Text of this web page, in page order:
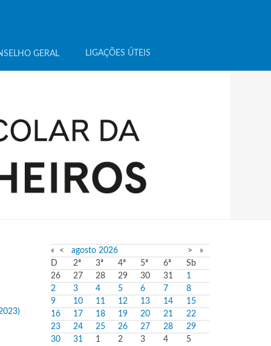
GERAL LIGAÇÕES ÚTEIS
« < agosto 2026 >
»
D
2ª 3ª 4ª 5ª 6ª
Sb
26
27 28 29 30 31
1
2
3 4 5 6 7
8
9
10 11 12 13 14
15
16
17 18 19 20 21
22
23
24 25 26 27 28
29
30
31 1 2 3 4 5